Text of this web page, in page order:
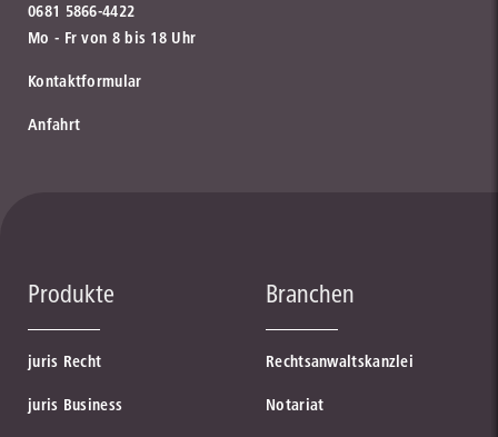
0681 5866-4422
Mo - Fr von 8 bis 18 Uhr
Kontaktformular
Anfahrt
Produkte
juris Recht
juris Business
Branchen
Rechtsanwaltskanzlei
Notariat